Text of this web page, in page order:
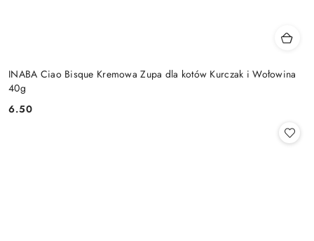
INABA Ciao Bisque Kremowa Zupa dla kotów Kurczak i Wołowina
40g
Cena:
6.50